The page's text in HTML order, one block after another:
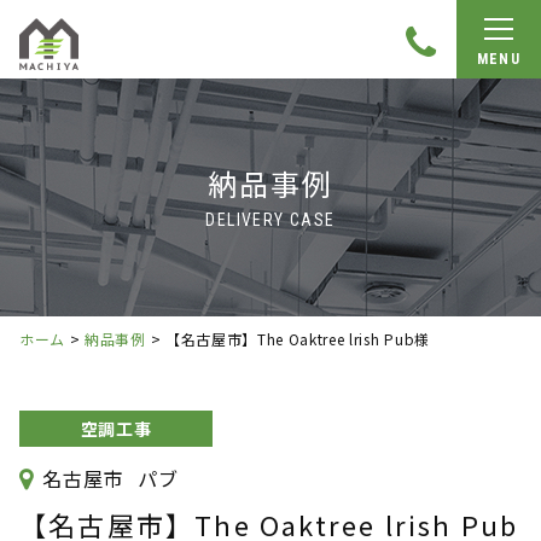
MENU
納品事例
DELIVERY CASE
ホーム >納品事例 > 【名古屋市】The Oaktree lrish Pub様
空調工事
名古屋市 パブ
【名古屋市】The Oaktree lrish Pub